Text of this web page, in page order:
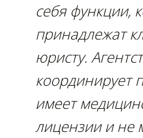
себя функции,
принадлежат
юристу.
координирует
имеет
лицензии и не